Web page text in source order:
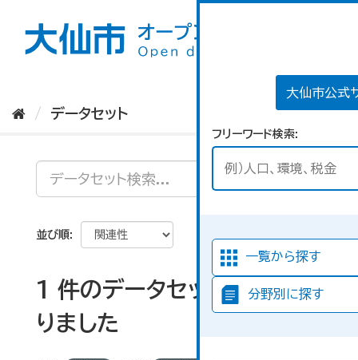
大仙市公式
フリーワード検索
一覧から探す
分野別に探す
データセット
並び順
1 件のデータセットが見つか
りました